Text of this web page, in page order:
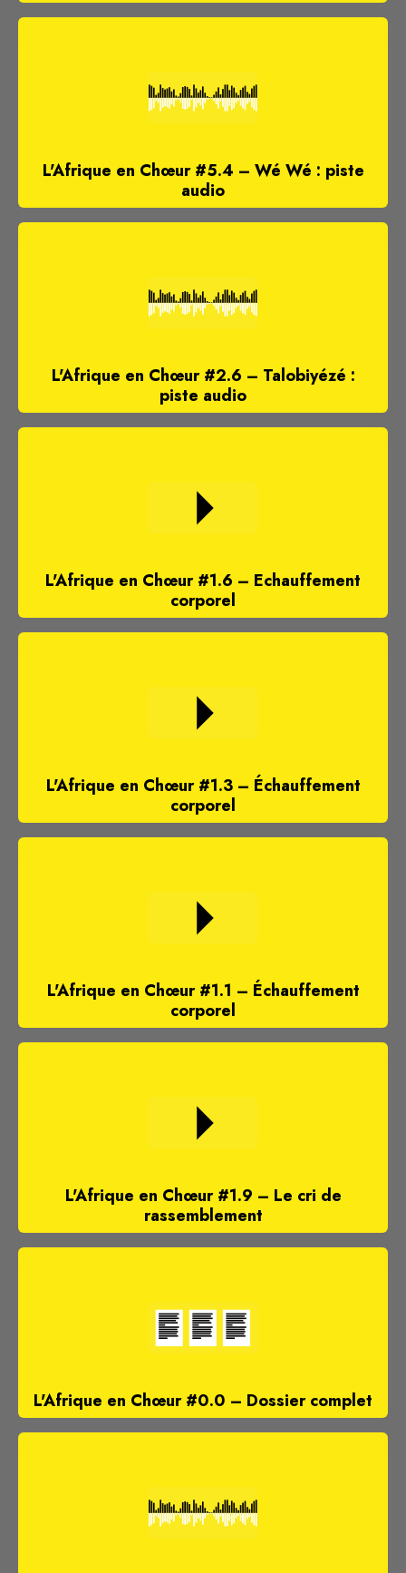
L'Afrique en Chœur #5.4 – Wé Wé : piste
audio
L'Afrique en Chœur #2.6 – Talobiyézé :
piste audio
L'Afrique en Chœur #1.6 – Echauffement
corporel
L'Afrique en Chœur #1.3 – Échauffement
corporel
L'Afrique en Chœur #1.1 – Échauffement
corporel
L'Afrique en Chœur #1.9 – Le cri de
rassemblement
L'Afrique en Chœur #0.0 – Dossier complet